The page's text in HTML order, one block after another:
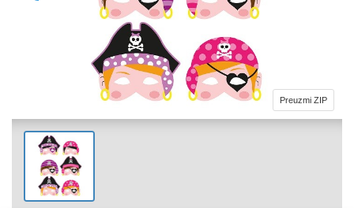
Preuzmi ZIP